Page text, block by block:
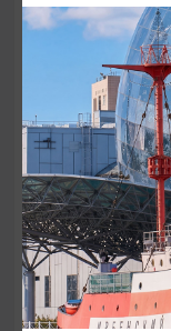
Звучащие
09.08.2026
ОТ 500₽